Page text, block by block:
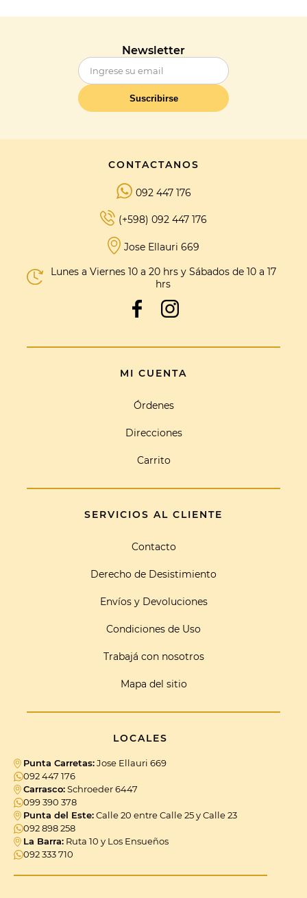
Newsletter
Suscribirse
CONTACTANOS
092 447 176
(+598) 092 447 176
Jose Ellauri 669
Lunes a Viernes 10 a 20 hrs y Sábados de 10 a 17
hrs
MI CUENTA
Órdenes
Direcciones
Carrito
SERVICIOS AL CLIENTE
Contacto
Derecho de Desistimiento
Envíos y Devoluciones
Condiciones de Uso
Trabajá con nosotros
Mapa del sitio
LOCALES
Punta Carretas:Jose Ellauri 669
092 447 176
Carrasco:Schroeder 6447
099 390 378
Punta del Este:Calle 20 entre Calle 25 y Calle 23
092 898 258
La Barra: Ruta 10 y Los Ensueños
092 333 710